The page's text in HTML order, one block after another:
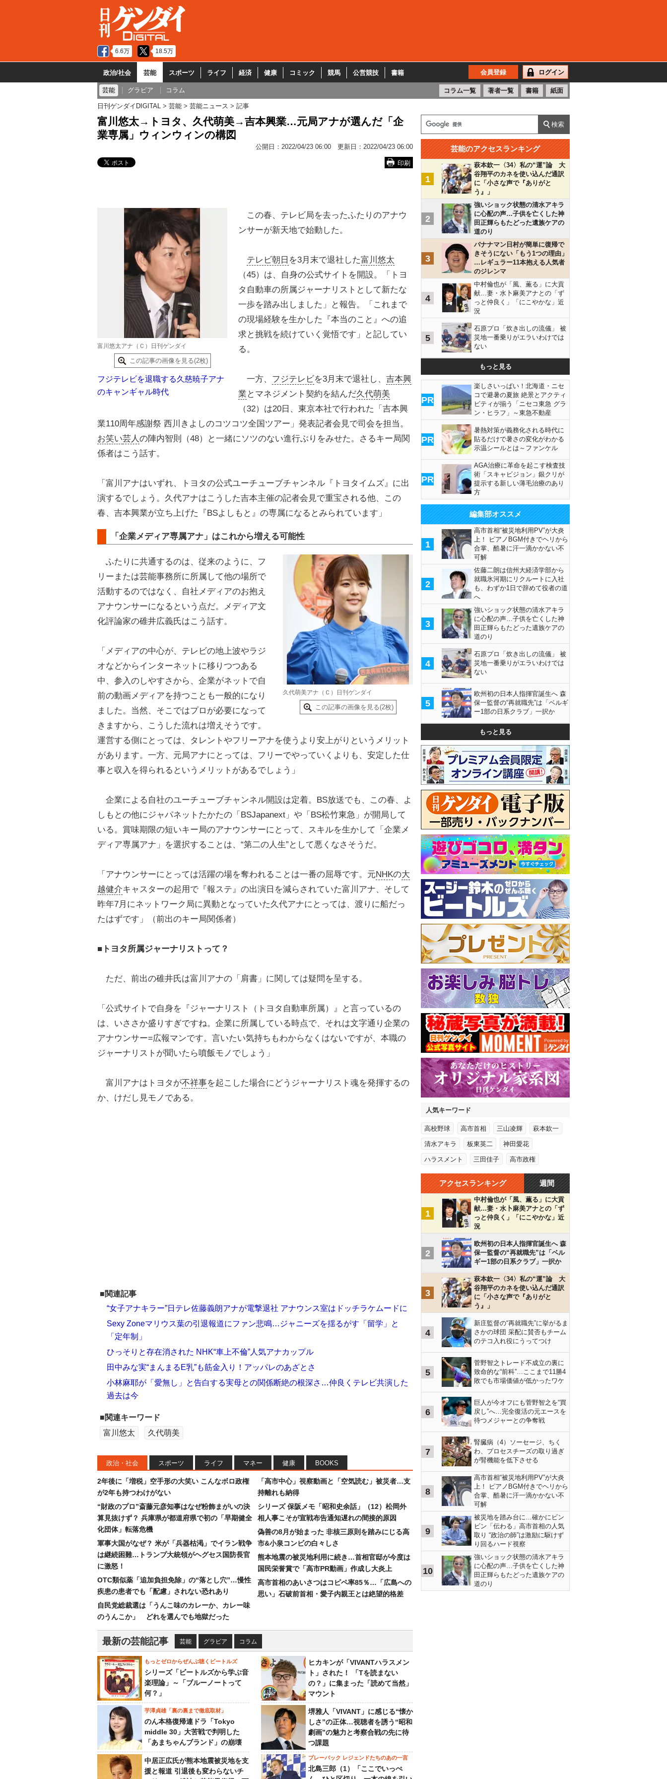
6.6万 18.5万
政治/社会 芸能 スポーツ ライフ 経済 健康 コミック 競馬 公営競技 書籍 会員登録 ログイン
芸能 グラビア コラム コラム一覧 著者一覧 書籍 紙面
日刊ゲンダイDIGITAL 芸能 芸能ニュース 記事
富川悠太→トヨタ、久代萌美→吉本興業…元局アナが選んだ「企
業専属」ウィンウィンの構図
公開日： 2022/04/23 06:00 更新日： 2022/04/23 06:00
印刷
富川悠太アナ（Ｃ）日刊ゲンダイ
この記事の画像を見る(2枚)
フジテレビを退職する久慈暁子アナ
のキャンギャル時代
この春、テレビ局を去ったふたりのアナウ
ンサーが新天地で始動した。
テレビ朝日 を3月末で退社した富川悠太
（45）は、自身の公式サイトを開設。「トヨ
タ自動車の所属ジャーナリストとして新たな
一歩を踏み出しました」と報告。「これまで
の現場経験を生かした『本当のこと』への追
求と挑戦を続けていく覚悟です」と記してい
る。
一方、 フジテレビを3月末で退社し、 吉本興
業 とマネジメント契約を結んだ久代萌美
（32）は20日、東京本社で行われた「吉本興
業110周年感謝祭 西川きよしのコツコツ全国ツアー」発表記者会見で司会を担当。
お笑い芸人の陣内智則（48）と一緒にソツのない進行ぶりをみせた。さるキー局関
係者はこう話す。
「富川アナはいずれ、トヨタの公式ユーチューブチャンネル『トヨタイムズ』に出
演するでしょう。久代アナはこうした吉本主催の記者会見で重宝される他、この
春、吉本興業が立ち上げた『BSよしもと』の専属になるとみられています」
「企業メディア専属アナ」はこれから増える可能性
久代萌美アナ（Ｃ）日刊ゲンダイ
この記事の画像を見る(2枚)
ふたりに共通するのは、従来のように、フ
リーまたは芸能事務所に所属して他の場所で
活動するのではなく、自社メディアのお抱え
アナウンサーになるという点だ。メディア文
化評論家の碓井広義氏はこう話す。
「メディアの中心が、テレビの地上波やラジ
オなどからインターネットに移りつつある
中、参入のしやすさから、企業がネットで自
前の動画メディアを持つことも一般的になり
ました。当然、そこではプロが必要になって
きますから、こうした流れは増えそうです。
運営する側にとっては、タレントやフリーアナを使うより安上がりというメリット
があります。一方、元局アナにとっては、フリーでやっていくよりも、安定した仕
事と収入を得られるというメリットがあるでしょう」
企業による自社のユーチューブチャンネル開設は定着。BS放送でも、この春、よ
しもとの他にジャパネットたかたの「BSJapanext」や「BS松竹東急」が開局して
いる。賞味期限の短いキー局のアナウンサーにとって、スキルを生かして「企業メ
ディア専属アナ」を選択することは、“第二の人生”として悪くなさそうだ。
「アナウンサーにとっては活躍の場を奪われることは一番の屈辱です。元NHKの大
越健介キャスターの起用で『報ステ』の出演日を減らされていた富川アナ、そして
昨年7月にネットワーク局に異動となっていた久代アナにとっては、渡りに船だっ
たはずです」（前出のキー局関係者）
■トヨタ所属ジャーナリストって？
ただ、前出の碓井氏は富川アナの「肩書」に関しては疑問を呈する。
「公式サイトで自身を『ジャーナリスト（トヨタ自動車所属）』と言っているの
は、いささか盛りすぎですね。企業に所属している時点で、それは文字通り企業の
アナウンサー=広報マンです。言いたい気持ちもわからなくはないですが、本職の
ジャーナリストが聞いたら噴飯モノでしょう」
富川アナはトヨタが不祥事を起こした場合にどうジャーナリスト魂を発揮するの
か、けだし見モノである。
■関連記事
“女子アナキラー”日テレ佐藤義朗アナが電撃退社 アナウンス室はドッチラケムードに
Sexy Zoneマリウス葉の引退報道にファン悲鳴…ジャニーズを揺るがす「留学」と
「定年制」
ひっそりと存在消された NHK“車上不倫”人気アナカップル
田中みな実“まんまるE乳”も筋金入り！アッパレのあざとさ
小林麻耶が「愛無し」と告白する実母との関係断絶の根深さ…仲良くテレビ共演した
過去は今
■関連キーワード
富川悠太
久代萌美
政治・社会 スポーツ ライフ マネー 健康 BOOKS
2年後に「増税」空手形の大笑い こんなボロ政権
が2年も持つわけがない
“財政のプロ”斎藤元彦知事はなぜ粉飾まがいの決
算見抜けず？ 兵庫県が都道府県で初の「早期健全
化団体」転落危機
軍事大国がなぜ？ 米が「兵器枯渇」でイラン戦争
は継続困難…トランプ大統領がヘグセス国防長官
に激怒！
OTC類似薬「追加負担免除」の“落とし穴”…慢性
疾患の患者でも「配慮」されない恐れあり
自民党総裁選は「うんこ味のカレーか、カレー味
のうんこか」 どれを選んでも地獄だった
「高市中心」視察動画と「空気読む」被災者…支
持離れも納得
シリーズ 保阪メモ「昭和史余話」（12）松岡外
相人事こそが宣戦布告通知遅れの間接的原因
偽善の8月が始まった 非核三原則を踏みにじる高
市&小泉コンビの白々しさ
熊本地震の被災地利用に続き…首相官邸が今度は
国民栄誉賞で「高市PR動画」作成し大炎上
高市首相のあいさつはコピペ率85％…「広島への
思い」石破前首相・愛子内親王とは絶望的格差
最新の芸能記事 芸能 グラビア コラム
もっとゼロからぜんぶ聴くビートルズ
シリーズ「ビートルズから学ぶ音
楽理論」～「ブルーノートって
何？」
ヒカキンが「VIVANTハラスメン
ト」された！ 「Tを読まない
の？」に集まった「読めて当然」
マウント
芋澤貞雄「裏の裏まで徹底取材」
のん本格復帰連ドラ「Tokyo
middle 30」大苦戦で判明した
「あまちゃんブランド」の崩壊
堺雅人「VIVANT」に感じる“懐か
しさ”の正体…視聴者を誘う“昭和
劇画”の魅力と考察合戦の先に待
つ課題
中居正広氏が熊本地震被災地を支
援と報道 引退後も変わらないチ
プレーバック レジェンドたちのあの一言
北島三郎（1）「ここでいっぺ
芸能のアクセスランキング
1
萩本欽一〈34〉私の“運”論 大
谷翔平のカネを使い込んだ通訳
に「小さな声で『ありがと
う』」
2
強いショック状態の清水アキラ
に心配の声…子供を亡くした神
田正輝らもたどった遺族ケアの
道のり
3
バナナマン日村が簡単に復帰で
きそうにない「もう1つの理由」
…レギュラー11本抱える人気者
のジレンマ
4
中村倫也が「風、薫る」に大貢
献…妻・水卜麻美アナとの「ず
っと仲良く」「にこやかな」近
況
5
石原プロ「炊き出しの流儀」 被
災地一番乗りがエラいわけでは
ない
もっと見る
PR
楽しさいっぱい！北海道・ニセ
コで避暑の夏旅 絶景とアクティ
ビティが揃う「ニセコ東急 グラ
ン・ヒラフ」～東急不動産
PR
暑熱対策が義務化される時代に
貼るだけで暑さの変化がわかる
示温シールとは～ファンケル
PR
AGA治療に革命を起こす検査技
術「スキャビジョン」銀クリが
提示する新しい薄毛治療のあり
方
編集部オススメ
1
高市首相“被災地利用PV”が大炎
上！ ピアノBGM付きでヘリから
合掌、酷暑に汗一滴かかない不
可解
2
佐藤二朗は信州大経済学部から
就職氷河期にリクルートに入社
も、わずか1日で辞めて役者の道
へ
3
強いショック状態の清水アキラ
に心配の声…子供を亡くした神
田正輝らもたどった遺族ケアの
道のり
4
石原プロ「炊き出しの流儀」 被
災地一番乗りがエラいわけでは
ない
5
欧州初の日本人指揮官誕生へ 森
保一監督の“再就職先”は「ベルギ
ー1部の日系クラブ」一択か
もっと見る
人気キーワード
高校野球 高市首相 三山凌輝 萩本欽一
清水アキラ 板東英二 神田愛花
ハラスメント 三田佳子 高市政権
アクセスランキング 週間
1
中村倫也が「風、薫る」に大貢
献…妻・水卜麻美アナとの「ず
っと仲良く」「にこやかな」近
況
2
欧州初の日本人指揮官誕生へ 森
保一監督の“再就職先”は「ベル
ギー1部の日系クラブ」一択か
3
萩本欽一〈34〉私の“運”論 大
谷翔平のカネを使い込んだ通訳
に「小さな声で『ありがと
う』」
4
新庄監督の“再就職先”に挙がるま
さかの球団 采配に賛否もチーム
のテコ入れ役にうってつけ
5
菅野智之トレード不成立の裏に
致命的な“前科”…ここまで11勝4
敗でも市場価値が低かったワケ
6
巨人が今オフにも菅野智之を“買
戻し”へ…完全復活の元エースを
待つメジャーとの争奪戦
7
腎臓病（4）ソーセージ、ちく
わ、プロセスチーズの取り過ぎ
が腎機能を低下させる
8
高市首相“被災地利用PV”が大炎
上！ ピアノBGM付きでヘリから
合掌、酷暑に汗一滴かかない不
可解
9
被災地を踏み台に…確かにビン
ビン「伝わる」高市首相の人気
取り “政治の師”は激励に駆けず
り回るハード視察
10
強いショック状態の清水アキラ
に心配の声…子供を亡くした神
田正輝らもたどった遺族ケアの
道のり